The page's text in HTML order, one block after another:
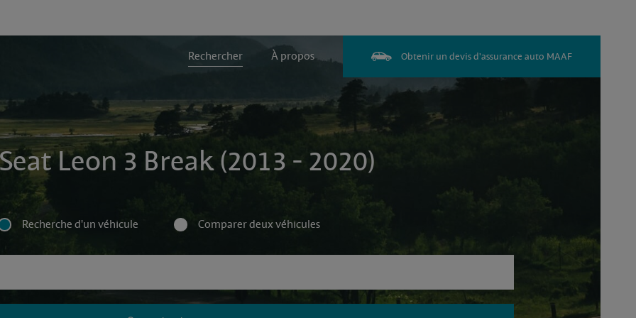
Rechercher À propos Obtenir un devis d'assurance auto MAAF
Leon 3 Break (2013 - 2020)
Recherche d'un véhicule Comparer deux véhicules